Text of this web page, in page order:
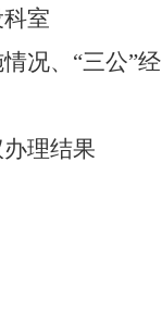
室
况、“三公”经
理结果